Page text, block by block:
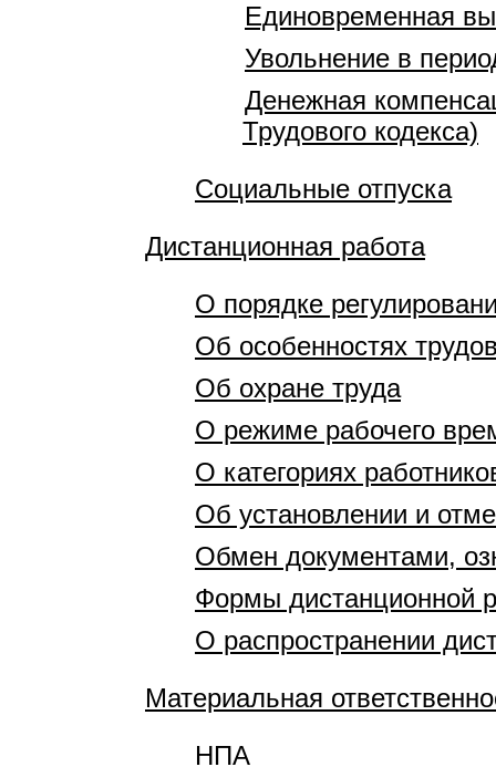
Единовременная
Увольнение в
Денежная
Трудового кодекса)
Социальные отпуска
Дистанционная работа
О порядке
Об особенностях
Об охране труда
О режиме рабочего
О категориях
Об установлении и
Обмен документами,
Формы дистанционной
О распространении
Материальная
НПА